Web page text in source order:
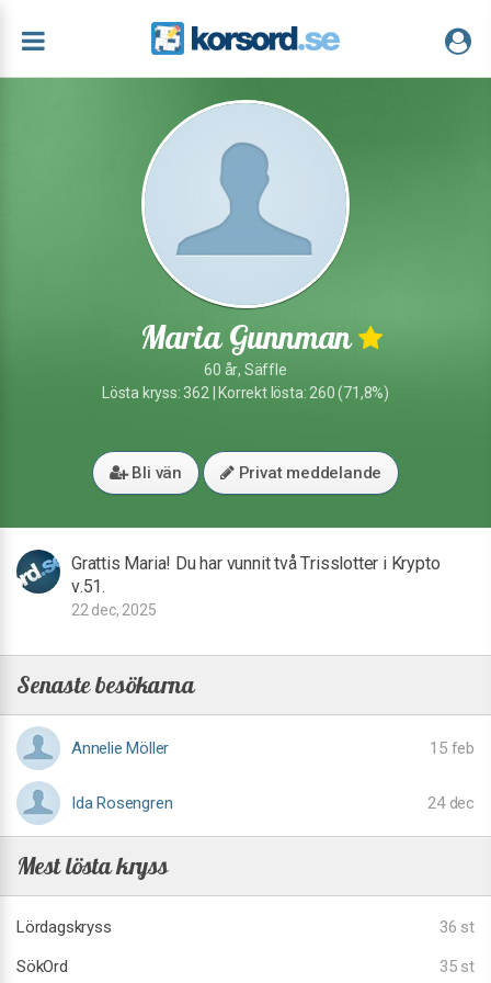
Maria Gunnman
60 år, Säffle
Lösta kryss: 362 | Korrekt lösta: 260 (71,8%)
Bli vän Privat meddelande
Grattis Maria! Du har vunnit två Trisslotter i Krypto
v.51.
22 dec, 2025
Senaste besökarna
Annelie Möller 15 feb
Ida Rosengren 24 dec
Mest lösta kryss
Lördagskryss
36 st
SökOrd
35 st